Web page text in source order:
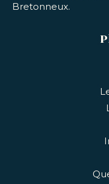
Bretonneux.